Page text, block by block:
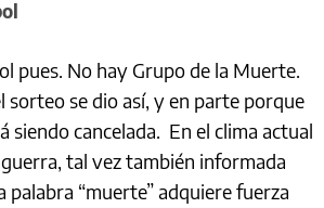
pues. No hay Grupo de la Muerte.
sorteo se dio así, y en parte porque
siendo cancelada. En el clima actual
tal vez también informada
palabra “muerte” adquiere fuerza